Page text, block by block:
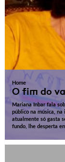
Home
O fim do
Mariana Inbar fala
público na música, na
atualmente só gasta
fundo, lhe desperta